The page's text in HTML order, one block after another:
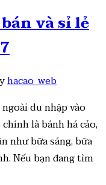
và sỉ lẻ
hacao_web
du nhập vào
là bánh há cảo,
như bữa sáng, bữa
Nếu bạn đang tìm